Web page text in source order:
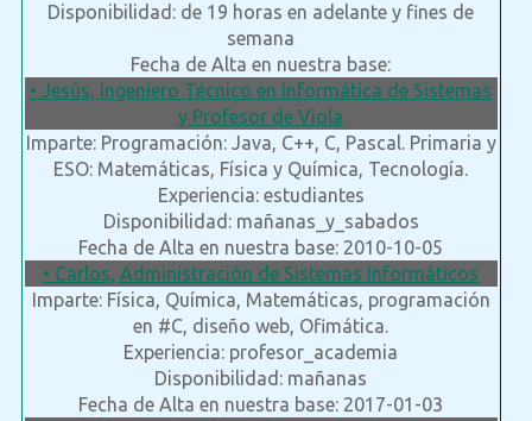
Disponibilidad: de 19 horas en adelante y fines de
semana
Fecha de Alta en nuestra base:
• Jesús, Ingeniero Técnico en Informática de Sistemas
y Profesor de Viola
Imparte: Programación: Java, C++, C, Pascal. Primaria y
ESO: Matemáticas, Física y Química, Tecnología.
Experiencia: estudiantes
Disponibilidad: mañanas_y_sabados
Fecha de Alta en nuestra base: 2010-10-05
• Carlos, Administración de Sistemas Informáticos
Imparte: Física, Química, Matemáticas, programación
en #C, diseño web, Ofimática.
Experiencia: profesor_academia
Disponibilidad: mañanas
Fecha de Alta en nuestra base: 2017-01-03